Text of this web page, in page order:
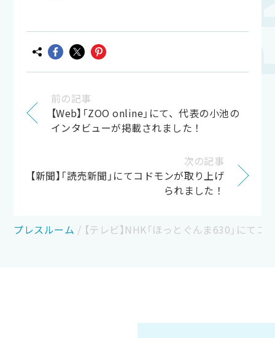
前の記事
【Web】「ZOO online」にて、代表の小池の
インタビューが掲載されました！
次の記事
【新聞】「読売新聞」にてコドモンが取り上げ
られました！
プレスルーム / 【テレビ】NHK「ほっとぐんま630」にて